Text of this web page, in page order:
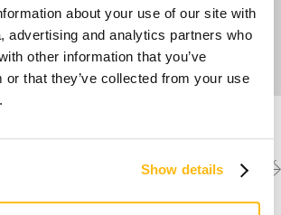
about your use of our site with
advertising and analytics partners who
other information that you’ve
or that they’ve collected from your use
Show details
project